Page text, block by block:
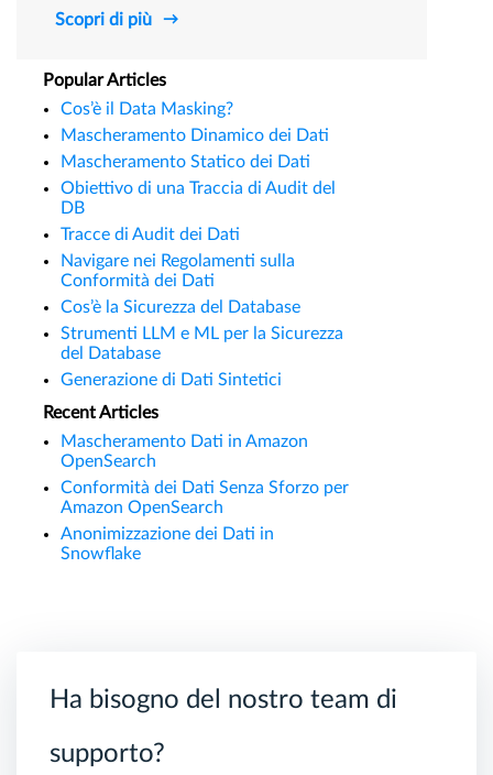
Scopri di più
Popular Articles
Cos’è il Data Masking?
Mascheramento Dinamico dei Dati
Mascheramento Statico dei Dati
Obiettivo di una Traccia di Audit del
DB
Tracce di Audit dei Dati
Navigare nei Regolamenti sulla
Conformità dei Dati
Cos’è la Sicurezza del Database
Strumenti LLM e ML per la Sicurezza
del Database
Generazione di Dati Sintetici
Recent Articles
Mascheramento Dati in Amazon
OpenSearch
Conformità dei Dati Senza Sforzo per
Amazon OpenSearch
Anonimizzazione dei Dati in
Snowflake
Ha bisogno del nostro team di
supporto?